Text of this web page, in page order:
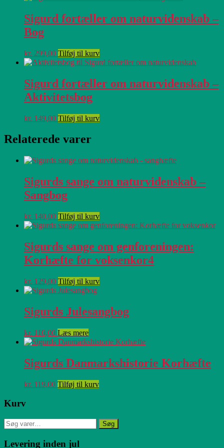
Sigurd fortæller om naturvidenskab –
Bog
kr. 299,00 Tilføj til kurv
Sigurd fortæller om naturvidenskab –
Aktivitetsbog
kr. 149,00 Tilføj til kurv
Relaterede varer
Sigurds sange om naturvidenskab –
Sangbog
kr. 140,00 Tilføj til kurv
Sigurds sange om genforeningen:
Korhæfte for voksenkor4
kr. 129,00 Tilføj til kurv
Sigurds Julesangbog
kr. 110,00 Læs mere
Sigurds Danmarkshistorie Korhæfte
kr. 119,00 Tilføj til kurv
Primær
Sidebar
Kurv
Søg
efter:
Søg
Levering inden jul